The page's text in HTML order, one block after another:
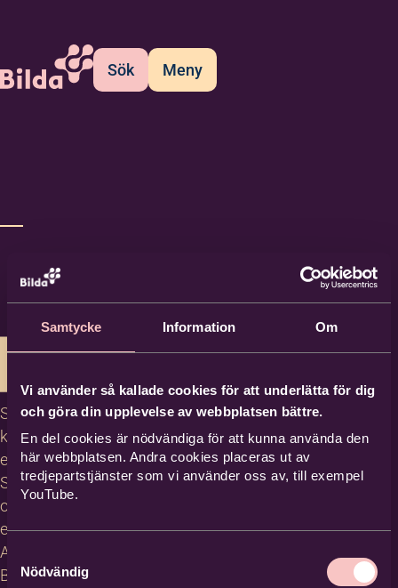
Samtycke Information Om
Vi använder så kallade cookies för att underlätta för dig
och göra din upplevelse av webbplatsen bättre.
En del cookies är nödvändiga för att kunna använda den
här webbplatsen. Andra cookies placeras ut av
tredjepartstjänster som vi använder oss av, till exempel
YouTube.
Samtyckesval
Nödvändig
Sök Meny
Studiecirklar,
kurser och
evenemang
Studiematerial
och
erbjudanden
About
Bilda in